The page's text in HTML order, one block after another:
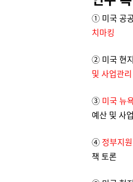
① 미국 공
치마킹
② 미국 현
및 사업관
③ 미국 뉴
예산 및 사
④ 정부지
책 토론